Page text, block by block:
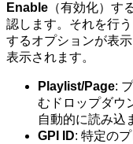
Enable （有効化）す
認します。それを行
するオプションが表
表示されます。
Playlist/Page:
むドロップダウ
自動的に読み込
GPI ID: 特定の